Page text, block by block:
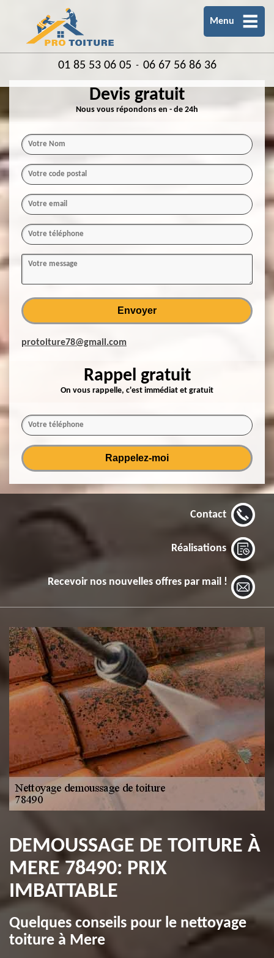
Menu
01 85 53 06 05 - 06 67 56 86 36
Devis gratuit
Nous vous répondons en - de 24h
protoiture78@gmail.com
Rappel gratuit
On vous rappelle, c'est immédiat et gratuit
Contact
Réalisations
Recevoir nos nouvelles offres par mail !
DEMOUSSAGE DE TOITURE À
MERE 78490: PRIX
IMBATTABLE
Quelques conseils pour le nettoyage
toiture à Mere